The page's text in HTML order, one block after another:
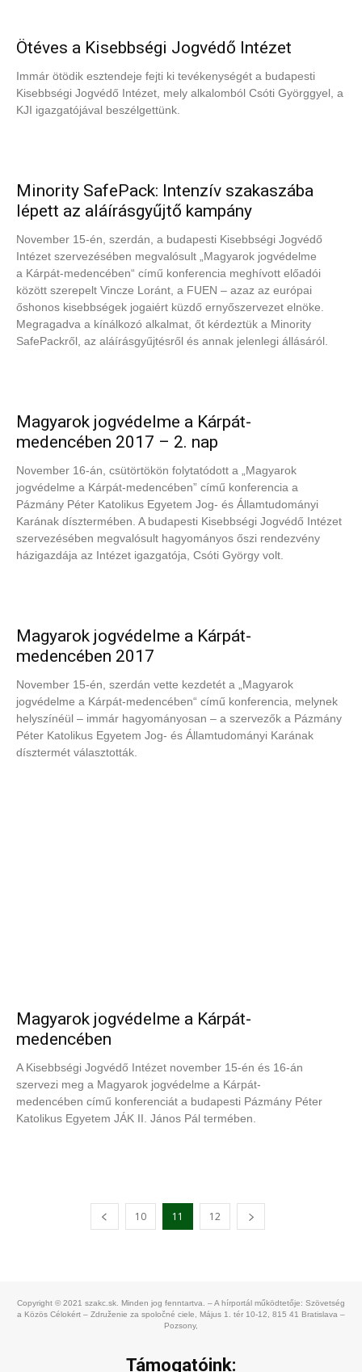
Ötéves a Kisebbségi Jogvédő Intézet
Immár ötödik esztendeje fejti ki tevékenységét a budapesti
Kisebbségi Jogvédő Intézet, mely alkalomból Csóti Györggyel, a
KJI igazgatójával beszélgettünk.
Minority SafePack: Intenzív szakaszába
lépett az aláírásgyűjtő kampány
November 15-én, szerdán, a budapesti Kisebbségi Jogvédő
Intézet szervezésében megvalósult „Magyarok jogvédelme
a Kárpát-medencében“ című konferencia meghívott előadói
között szerepelt Vincze Loránt, a FUEN – azaz az európai
őshonos kisebbségek jogaiért küzdő ernyőszervezet elnöke.
Megragadva a kínálkozó alkalmat, őt kérdeztük a Minority
SafePackről, az aláírásgyűjtésről és annak jelenlegi állásáról.
Magyarok jogvédelme a Kárpát-
medencében 2017 – 2. nap
November 16-án, csütörtökön folytatódott a „Magyarok
jogvédelme a Kárpát-medencében” című konferencia a
Pázmány Péter Katolikus Egyetem Jog- és Államtudományi
Karának dísztermében. A budapesti Kisebbségi Jogvédő Intézet
szervezésében megvalósult hagyományos őszi rendezvény
házigazdája az Intézet igazgatója, Csóti György volt.
Magyarok jogvédelme a Kárpát-
medencében 2017
November 15-én, szerdán vette kezdetét a „Magyarok
jogvédelme a Kárpát-medencében“ című konferencia, melynek
helyszínéül – immár hagyományosan – a szervezők a Pázmány
Péter Katolikus Egyetem Jog- és Államtudományi Karának
dísztermét választották.
Magyarok jogvédelme a Kárpát-
medencében
A Kisebbségi Jogvédő Intézet november 15-én és 16-án
szervezi meg a Magyarok jogvédelme a Kárpát-
medencében című konferenciát a budapesti Pázmány Péter
Katolikus Egyetem JÁK II. János Pál termében.
10 11 12
Copyright © 2021 szakc.sk. Minden jog fenntartva. – A hírportál működtetője: Szövetség
a Közös Célokért – Združenie za spoločné ciele, Május 1. tér 10-12, 815 41 Bratislava –
Pozsony,
Támogatóink: